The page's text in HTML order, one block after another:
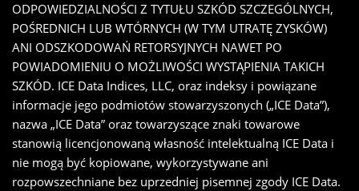
ODPOWIEDZIALNOŚCI Z TYTUŁU SZKÓD SZCZEGÓLNYCH,
POŚREDNICH LUB WTÓRNYCH (W TYM UTRATĘ ZYSKÓW)
ANI ODSZKODOWAŃ RETORSYJNYCH NAWET PO
POWIADOMIENIU O MOŻLIWOŚCI WYSTĄPIENIA TAKICH
SZKÓD. ICE Data Indices, LLC, oraz indeksy i powiązane
informacje jego podmiotów stowarzyszonych („ICE Data”),
nazwa „ICE Data” oraz towarzyszące znaki towarowe
stanowią licencjonowaną własność intelektualną ICE Data i
nie mogą być kopiowane, wykorzystywane ani
rozpowszechniane bez uprzedniej pisemnej zgody ICE Data.